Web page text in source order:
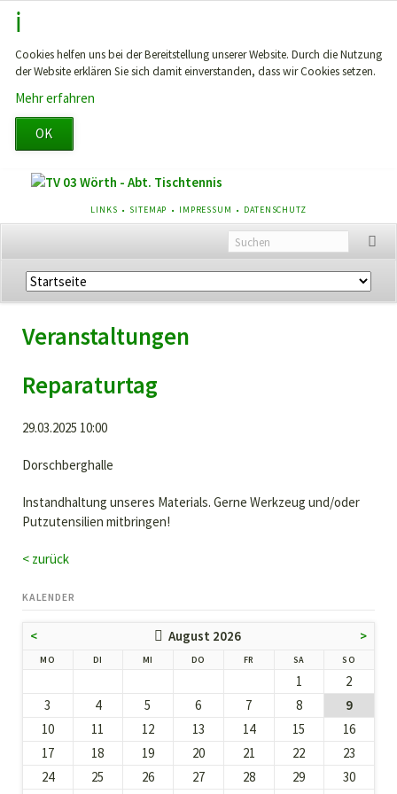
Cookies helfen uns bei der Bereitstellung unserer Website. Durch die Nutzung
der Website erklären Sie sich damit einverstanden, dass wir Cookies setzen.
Mehr erfahren
OK
NAVIGATION
ÜBERSPRINGEN
LINKS SITEMAP IMPRESSUM DATENSCHUTZ
Navigation
überspringen
Veranstaltungen
Reparaturtag
29.03.2025 10:00
Dorschberghalle
Instandhaltung unseres Materials. Gerne Werkzeug und/oder
Putzutensilien mitbringen!
< zurück
KALENDER
< August 2026 >
MO DI MI DO NNERSTAG
FR SA SO
1
2
3
4 5 6 7 8
9
10
11 12 13 14 15
16
17
18 19 20 21 22
23
24
25 26 27 28 29
30